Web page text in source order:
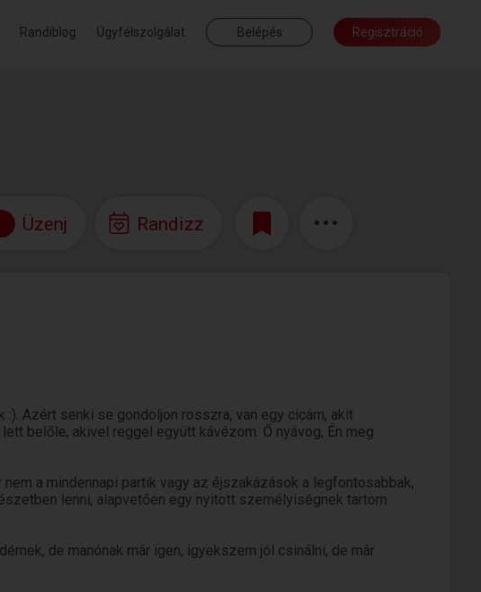
Randiblog Ügyfélszolgálat Belépés Regisztráció
Üzenj Randizz
Azért senki se gondoljon rosszra, van egy cicám, akit
belőle, akivel reggel együtt kávézom. Ő nyávog, Én meg
a mindennapi partik vagy az éjszakázások a legfontosabbak,
lenni, alapvetően egy nyitott személyiségnek tartom
de manónak már igen, igyekszem jól csinálni, de már
Neki!